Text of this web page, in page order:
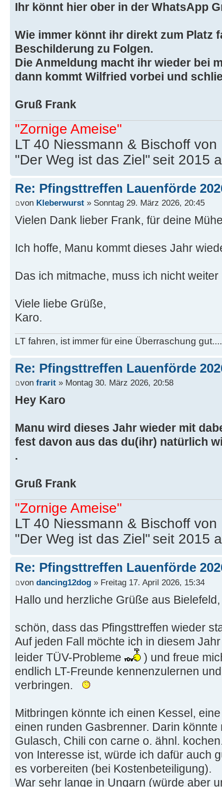
Ihr könnt hier ober in der WhatsApp
Wie immer könnt ihr direkt zum Platz
Beschilderung zu Folgen.
Die Anmeldung macht ihr wieder bei
dann kommt Wilfried vorbei und
Gruß Frank
"Zornige Ameise"
LT 40 Niessmann & Bischoff von
"Der Weg ist das Ziel" seit 2015
Re: Pfingsttreffen Lauenförde
von Kleberwurst » Sonntag 29. März 2026, 20:45
Vielen Dank lieber Frank, für deine
Ich hoffe, Manu kommt dieses Jahr
Das ich mitmache, muss ich nicht
Viele liebe Grüße,
Karo.
LT fahren, ist immer für eine Überraschung
Re: Pfingsttreffen Lauenförde
von frarit » Montag 30. März 2026, 20:58
Hey Karo
Manu wird dieses Jahr wieder mit
fest davon aus das du(ihr) natürlich
.
Gruß Frank
"Zornige Ameise"
LT 40 Niessmann & Bischoff von
"Der Weg ist das Ziel" seit 2015
Re: Pfingsttreffen Lauenförde
von dancing12dog » Freitag 17. April 2026, 15:34
Hallo und herzliche Grüße aus Bielefeld,
schön, dass das Pfingsttreffen wieder
Auf jeden Fall möchte ich in diesem
leider TÜV-Probleme
) und freue
endlich LT-Freunde kennenzulernen
verbringen.
Mitbringen könnte ich einen Kessel,
einen runden Gasbrenner. Darin könnte
Gulasch, Chili con carne o. ähnl.
von Interesse ist, würde ich dafür auch
es vorbereiten (bei Kostenbeteiligung).
War sehr lange in Ungarn (würde aber